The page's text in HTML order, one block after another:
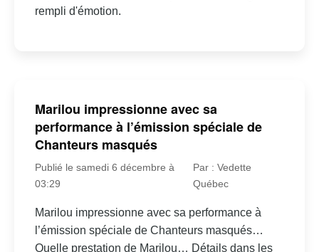
rempli d'émotion.
Marilou impressionne avec sa
performance à l’émission spéciale de
Chanteurs masqués
Publié le samedi 6 décembre à
03:29
Par : Vedette
Québec
Marilou impressionne avec sa performance à
l’émission spéciale de Chanteurs masqués…
Quelle prestation de Marilou… Détails dans les